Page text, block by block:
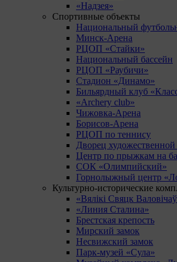
«Надзея»
Спортивные объекты
Национальный
Минск-Арена
РЦОП «Стайки»
Национальный бассейн
РЦОП «Раубичи»
Стадион «Динамо»
Бильярдный клуб
«Archery club»
Чижовка-Арена
Борисов-Арена
РЦОП по теннису
Дворец
Центр по прыжкам на
СОК «Олимпийский»
Горнолыжный центр
Культурно-исторические
«Вялікі Свяцк
«Линия Сталина»
Брестская крепость
Мирский замок
Несвижский замок
Парк-музей «Сула»